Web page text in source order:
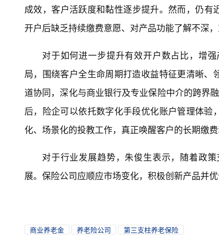
成效，客户活跃度和黏性逐步提升。然而，仍
开户后缺乏持续缴费意愿、对产品功能了解不深
对于如何进一步提升有效开户数占比，增
局，围绕客户全生命周期打造收益特征更清晰
道协同，深化与商业银行及专业保险中介的跨界
后，险企可以依托数字化手段优化账户管理体
化、场景化的投教工作，真正唤醒客户的长期缴
对于行业发展趋势，朱俊生表示，随着政
展。保险公司应顺应市场变化，积极创新产品并
商业养老金 养老险公司 第三支柱养老保险